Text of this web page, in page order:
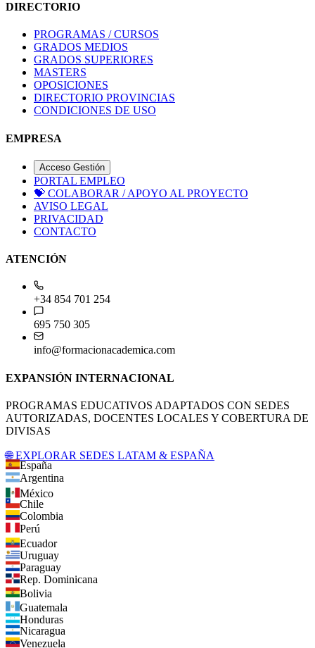
DIRECTORIO
PROGRAMAS / CURSOS
GRADOS MEDIOS
GRADOS SUPERIORES
MASTERS
OPOSICIONES
DIRECTORIO PROVINCIAS
CONDICIONES DE USO
EMPRESA
Acceso Gestión
PORTAL EMPLEO
💝 COLABORAR / APOYO AL PROYECTO
AVISO LEGAL
PRIVACIDAD
CONTACTO
ATENCIÓN
+34 854 701 254
695 750 305
info@formacionacademica.com
EXPANSIÓN INTERNACIONAL
PROGRAMAS EDUCATIVOS ADAPTADOS CON SEDES
AUTORIZADAS, DOCENTES LOCALES Y COBERTURA DE
DIVISAS
🌐 EXPLORAR SEDES LATAM & ESPAÑA
España
Argentina
México
Chile
Colombia
Perú
Ecuador
Uruguay
Paraguay
Rep. Dominicana
Bolivia
Guatemala
Honduras
Nicaragua
Venezuela